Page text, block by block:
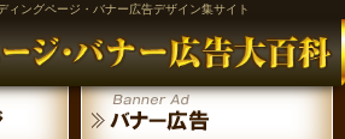
ィングページ・バナー広告デザイン集サイト